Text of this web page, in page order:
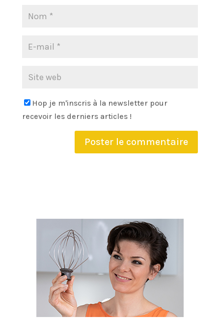
Hop je m'inscris à la newsletter pour
recevoir les derniers articles !